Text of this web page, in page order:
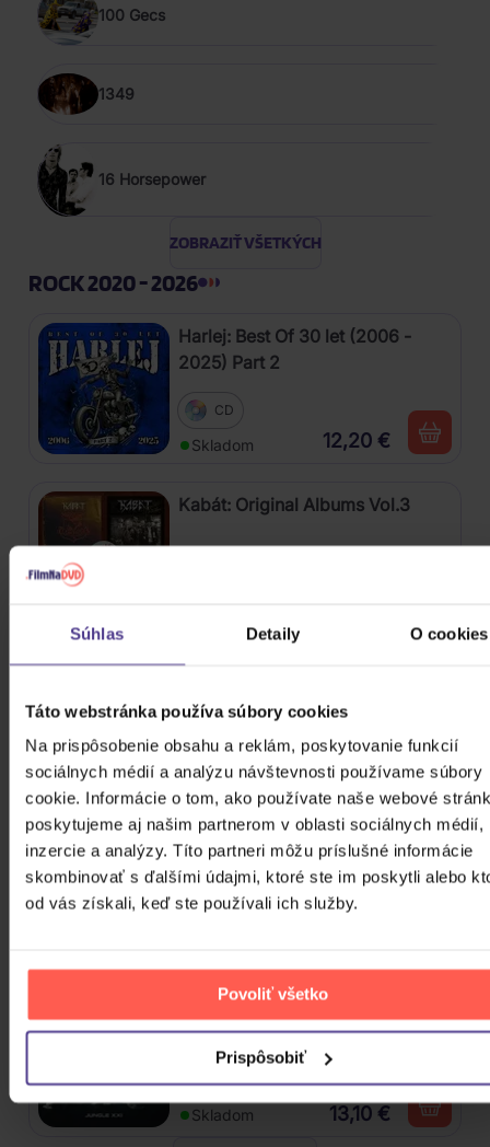
Súhlas Detaily O cookies
Táto webstránka používa súbory cookies
Na prispôsobenie obsahu a reklám, poskytovanie funkcií
sociálnych médií a analýzu návštevnosti používame súbory
cookie. Informácie o tom, ako používate naše webové
poskytujeme aj našim partnerom v oblasti sociálnych médií,
inzercie a analýzy. Títo partneri môžu príslušné informácie
skombinovať s ďalšími údajmi, ktoré ste im poskytli alebo
od vás získali, keď ste používali ich služby.
Povoliť všetko
Prispôsobiť
100 Gecs
1349
16 Horsepower
ZOBRAZIŤ VŠETKÝCH
ROCK 2020 - 2026
Harlej: Best Of 30 let (2006 -
2025) Part 2
CD
Skladom 12,20 €
Kabát: Original Albums Vol.3
Mišík Vladimír: Vteřiny, měsíce a
roky
CD
Skladom 16,30 €
Linkin Park: From Zero (Coloured
Blue Vinyl)
Skladom 13,10 €